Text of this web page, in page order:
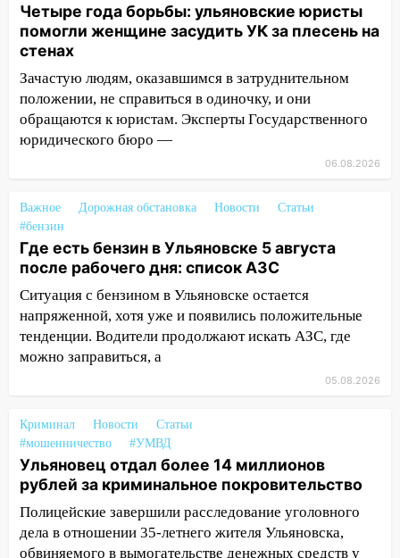
06:00 Четыре года борьбы: ульяновские
юристы помогли женщине засудить УК
за плесень на стенах
05:00 Кому 6 августа звезды сулят
прибыль, а кому — испытания на
прочность
05.08.2026
ДТП с мотоциклистом
20:22
жительницу Ульяновской области
подвез троих незнакомцев на трассе и
заработал уголовное дело
18:14
Прогноз погоды на 6 августа в
экстрим: в Ульяновске пройдет
большой фестиваль «Наше время»
17:30
Где есть бензин в Ульяновске 5
августа после рабочего дня: список АЗС
17:05 «Обыск» по видеосвязи: в
Ульяновске задержали 19-летнюю
Четыре года борьбы: ульяновские юристы
помогли женщине засудить УК за плесень на
стенах
Зачастую людям, оказавшимся в затруднительном
положении, не справиться в одиночку, и они
обращаются к юристам. Эксперты Государственного
юридического бюро —
06.08.2026
Важное Дорожная обстановка Новости
Статьи
#бензин
Где есть бензин в Ульяновске 5 августа
после рабочего дня: список АЗС
Ситуация с бензином в Ульяновске остается
напряженной, хотя уже и появились положительные
тенденции. Водители продолжают искать АЗС, где
можно заправиться, а
05.08.2026
Криминал Новости
Статьи
#мошенничество
#УМВД
Ульяновец отдал более 14 миллионов
рублей за криминальное покровительство
Полицейские завершили расследование уголовного
дела в отношении 35-летнего жителя Ульяновска,
обвиняемого в вымогательстве денежных средств у